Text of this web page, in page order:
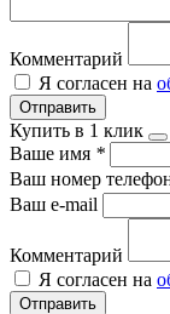
Комментарий
Я согласен на
Отправить
Купить в 1 клик
Ваше имя *
Ваш номер
Ваш e-mail
Комментарий
Я согласен на
Отправить